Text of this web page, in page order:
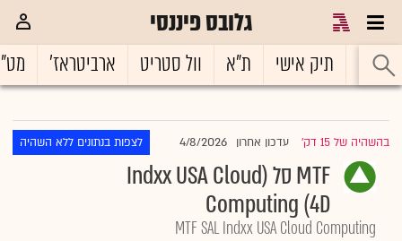
גלובס פיננסי
ראשי תיק אישי ת"א וול סטריט ארביטראז'
בהשהיה של 15 דק' |עדכון אחרון 4/8/2026 לצפות בנתונים ללא השהיה
MTF סל (Indxx USA Cloud
Computing (4D
MTF SAL Indxx USA Cloud Computing